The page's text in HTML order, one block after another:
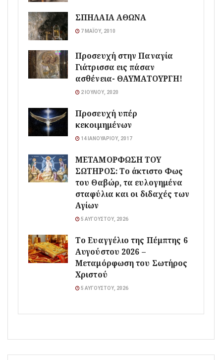
ΣΠΗΛΑΙΑ ΑΘΩΝΑ
7 ΜΑΪ́ΟΥ, 2010
Προσευχή στην Παναγία
Γιάτρισσα εις πάσαν
ασθένεια- ΘΑΥΜΑΤΟΥΡΓΗ!
2 ΙΟΥΛΊΟΥ, 2020
Προσευχή υπέρ
κεκοιμημένων
14 ΙΑΝΟΥΑΡΊΟΥ, 2017
ΜΕΤΑΜΟΡΦΩΣΗ ΤΟΥ
ΣΩΤΗΡΟΣ: Το άκτιστο Φως
του Θαβώρ, τα ευλογημένα
σταφύλια και οι διδαχές των
Αγίων
5 ΑΥΓΟΎΣΤΟΥ, 2026
Το Ευαγγέλιο της Πέμπτης 6
Αυγούστου 2026 –
Μεταμόρφωση του Σωτήρος
Χριστού
5 ΑΥΓΟΎΣΤΟΥ, 2026